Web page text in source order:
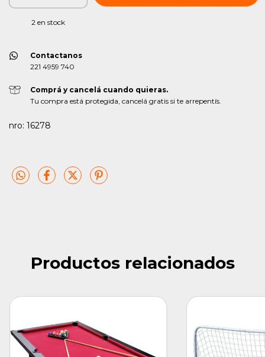
2en stock
Contactanos
221 4959 740
Comprá y cancelá cuando quieras.
Tu compra está protegida, cancelá gratis si te arrepentís.
nro: 16278
Productos relacionados